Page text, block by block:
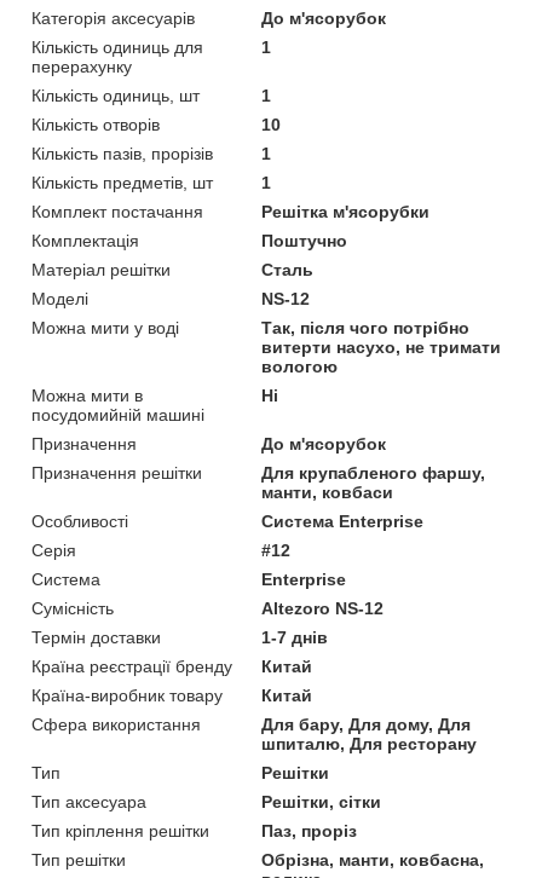
Категорія аксесуарів
До м'ясорубок
Кількість одиниць для
перерахунку
1
Кількість одиниць, шт
1
Кількість отворів
10
Кількість пазів, прорізів
1
Кількість предметів, шт
1
Комплект постачання
Решітка м'ясорубки
Комплектація
Поштучно
Матеріал решітки
Сталь
Моделі
NS-12
Можна мити у воді
Так, після чого потрібно
витерти насухо, не тримати
вологою
Можна мити в
посудомийній машині
Ні
Призначення
До м'ясорубок
Призначення решітки
Для крупабленого фаршу,
манти, ковбаси
Особливості
Система Enterprise
Серія
#12
Система
Enterprise
Сумісність
Altezoro NS-12
Термін доставки
1-7 днів
Країна реєстрації бренду
Китай
Країна-виробник товару
Китай
Сфера використання
Для бару, Для дому, Для
шпиталю, Для ресторану
Тип
Решітки
Тип аксесуара
Решітки, сітки
Тип кріплення решітки
Паз, проріз
Тип решітки
Обрізна, манти, ковбасна,